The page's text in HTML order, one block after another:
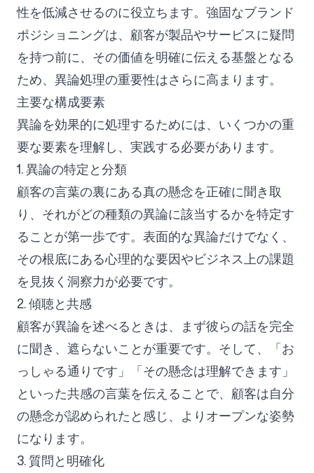
性を低減させるのに役立ちます。強固なブランド
ポジショニングは、顧客が製品やサービスに疑問
を持つ前に、その価値を明確に伝える基盤となる
ため、異論処理の重要性はさらに高まります。
主要な構成要素
異論を効果的に処理するためには、いくつかの重
要な要素を理解し、実践する必要があります。
1. 異論の特定と分類
顧客の言葉の裏にある真の懸念を正確に聞き取
り、それがどの種類の異論に該当するかを特定す
ることが第一歩です。表面的な異論だけでなく、
その根底にある心理的な要因やビジネス上の課題
を見抜く洞察力が必要です。
2. 傾聴と共感
顧客が異論を述べるときは、まず彼らの話を完全
に聞き、遮らないことが重要です。そして、「お
っしゃる通りです」「その懸念は理解できます」
といった共感の言葉を伝えることで、顧客は自分
の懸念が認められたと感じ、よりオープンな姿勢
になります。
3. 質問と明確化